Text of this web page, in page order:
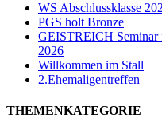
WS Abschlussklasse
PGS holt Bronze
GEISTREICH Seminar
2026
Willkommen im Stall
2.Ehemaligentreffen
THEMENKATEGORIE